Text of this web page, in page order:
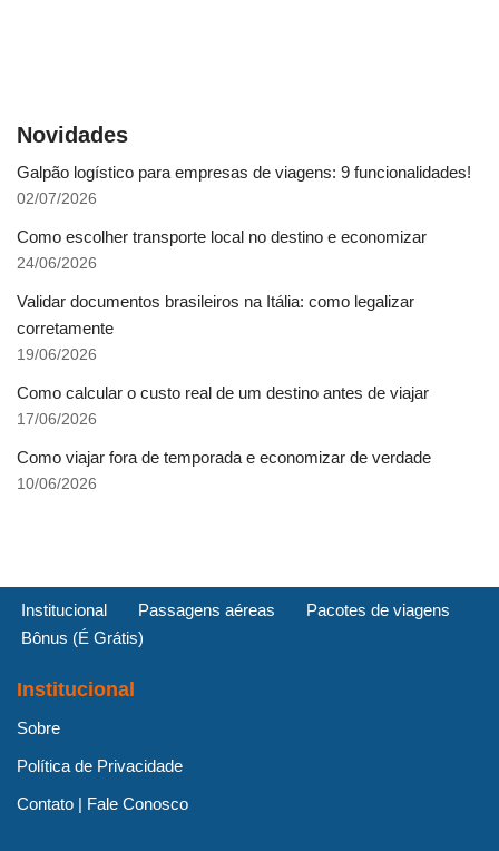
Novidades
Galpão logístico para empresas de viagens: 9 funcionalidades!
02/07/2026
Como escolher transporte local no destino e economizar
24/06/2026
Validar documentos brasileiros na Itália: como legalizar
corretamente
19/06/2026
Como calcular o custo real de um destino antes de viajar
17/06/2026
Como viajar fora de temporada e economizar de verdade
10/06/2026
Institucional Passagens aéreas
Pacotes de viagens
Bônus (É Grátis)
Institucional
Sobre
Política de Privacidade
Contato | Fale Conosco